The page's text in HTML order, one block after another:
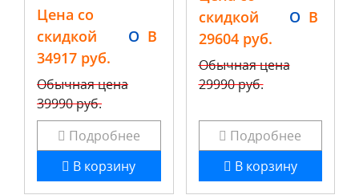
Цена со
скидкой
34917 руб.
O B
Обычная цена
39990 руб.
Подробнее
В корзину
скидкой
29604 руб.
O B
Обычная цена
29990 руб.
Подробнее
В корзину